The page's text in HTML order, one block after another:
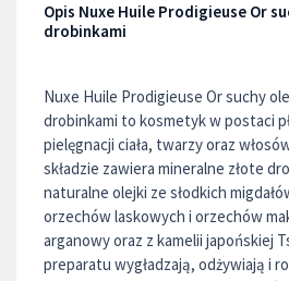
Opis Nuxe Huile Prodigieuse Or
drobinkami
Nuxe Huile Prodigieuse Or suchy
drobinkami to kosmetyk w postaci
pielęgnacji ciała, twarzy oraz
składzie zawiera mineralne złote
naturalne olejki ze słodkich
orzechów laskowych i orzechów
arganowy oraz z kamelii japońskiej
preparatu wygładzają, odżywiają i